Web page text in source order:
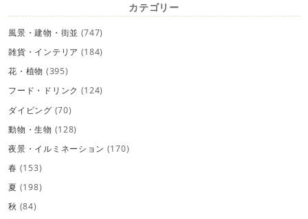
カテゴリー
風景・建物・街並 (747)
雑貨・インテリア (184)
花・植物 (395)
フード・ドリンク (124)
ダイビング (70)
動物・生物 (128)
夜景・イルミネーション (170)
春 (153)
夏 (198)
秋 (84)